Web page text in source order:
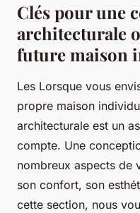
Clés pour une
architecturale
future maison
Les Lorsque vous
propre maison
architecturale est un
compte. Une
nombreux aspects de
son confort, son
cette section, nous